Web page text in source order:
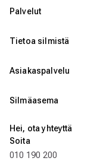
Palvelut
Tietoa silmistä
Asiakaspalvelu
Silmäasema
Hei, ota yhteyttä
Soita
010 190 200